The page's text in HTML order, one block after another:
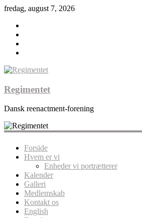
fredag, august 7, 2026
Regimentet
Dansk reenactment-forening
Forside
Hvem er vi
Enheder vi portrætterer
Kalender
Galleri
Medlemskab
Kontakt os
English